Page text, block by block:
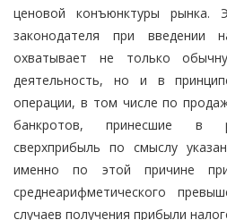
ценовой конъюнктуры рынка.
законодателя при введении
охватывает не только
деятельность, но и в
операции, в том числе по
банкротов, принесшие в
сверхприбыль по смыслу
именно по этой причине
среднеарифметического
случаев получения прибыли